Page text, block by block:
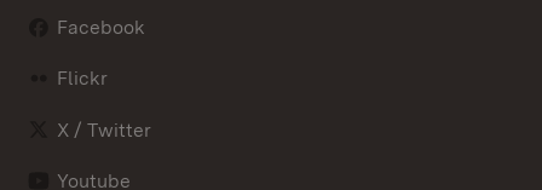
Facebook
Flickr
X / Twitter
Youtube